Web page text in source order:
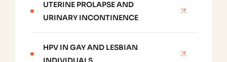
UTERINE PROLAPSE AND
URINARY INCONTINENCE
HPV IN GAY AND LESBIAN